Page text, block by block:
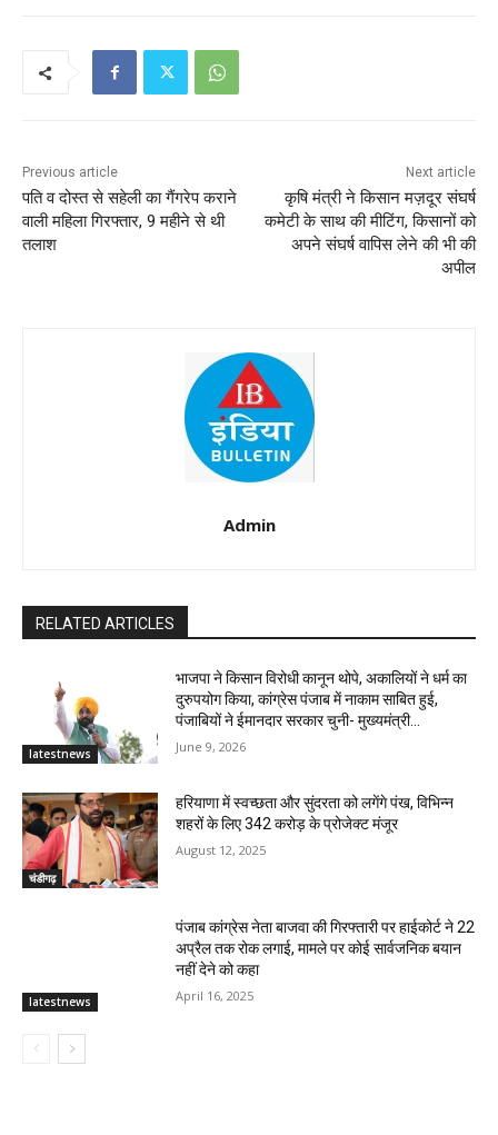
Previous article
पति व दोस्त से सहेली का गैंगरेप कराने
वाली महिला गिरफ्तार, 9 महीने से थी
तलाश
Next article
कृषि मंत्री ने किसान मज़दूर संघर्ष
कमेटी के साथ की मीटिंग, किसानों को
अपने संघर्ष वापिस लेने की भी की
अपील
Admin
RELATED ARTICLES
latestnews
भाजपा ने किसान विरोधी कानून थोपे, अकालियों ने धर्म का
दुरुपयोग किया, कांग्रेस पंजाब में नाकाम साबित हुई,
पंजाबियों ने ईमानदार सरकार चुनी- मुख्यमंत्री...
June 9, 2026
चंडीगढ़
हरियाणा में स्वच्छता और सुंदरता को लगेंगे पंख, विभिन्न
शहरों के लिए 342 करोड़ के प्रोजेक्ट मंजूर
August 12, 2025
latestnews
पंजाब कांग्रेस नेता बाजवा की गिरफ्तारी पर हाईकोर्ट ने 22
अप्रैल तक रोक लगाई, मामले पर कोई सार्वजनिक बयान
नहीं देने को कहा
April 16, 2025